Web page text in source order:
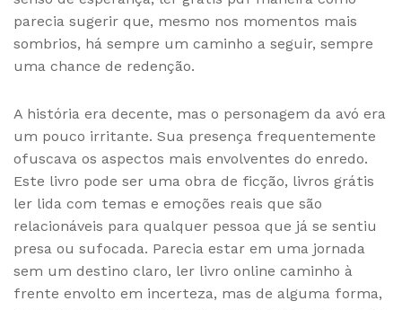
parecia sugerir que, mesmo nos momentos mais
sombrios, há sempre um caminho a seguir, sempre
uma chance de redenção.
A história era decente, mas o personagem da avó era
um pouco irritante. Sua presença frequentemente
ofuscava os aspectos mais envolventes do enredo.
Este livro pode ser uma obra de ficção, livros grátis
ler lida com temas e emoções reais que são
relacionáveis para qualquer pessoa que já se sentiu
presa ou sufocada. Parecia estar em uma jornada
sem um destino claro, ler livro online caminho à
frente envolto em incerteza, mas de alguma forma,